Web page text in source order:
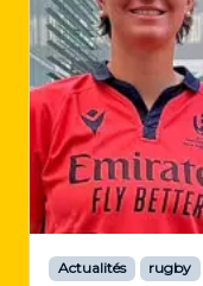
Actualités rugby